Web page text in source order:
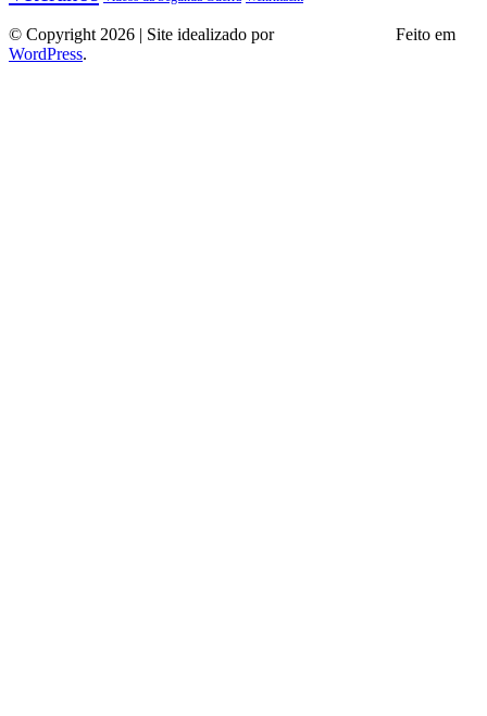
© Copyright 2026 | Site idealizado por
Feito em
WordPress.